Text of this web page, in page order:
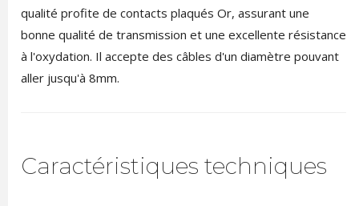
qualité profite de contacts plaqués Or, assurant une
bonne qualité de transmission et une excellente résistance
à l'oxydation. Il accepte des câbles d'un diamètre pouvant
aller jusqu'à 8mm.
Caractéristiques techniques